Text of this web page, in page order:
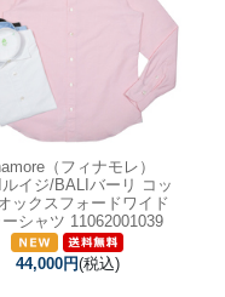
（フィナモレ）
ルイジ/BALIバーリ コッ
ックスフォードワイド
ーシャツ 11062001039
44,000円(税込)